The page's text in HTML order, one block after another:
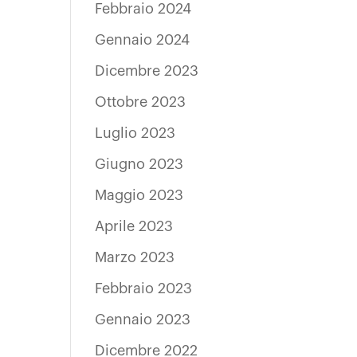
Febbraio 2024
Gennaio 2024
Dicembre 2023
Ottobre 2023
Luglio 2023
Giugno 2023
Maggio 2023
Aprile 2023
Marzo 2023
Febbraio 2023
Gennaio 2023
Dicembre 2022